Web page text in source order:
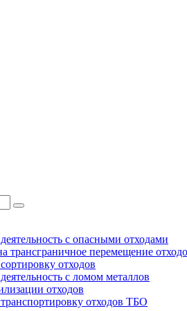
с опасными отходами
трансграничное перемещение
отходов
с ломом металлов
отходов
отходов ТБО